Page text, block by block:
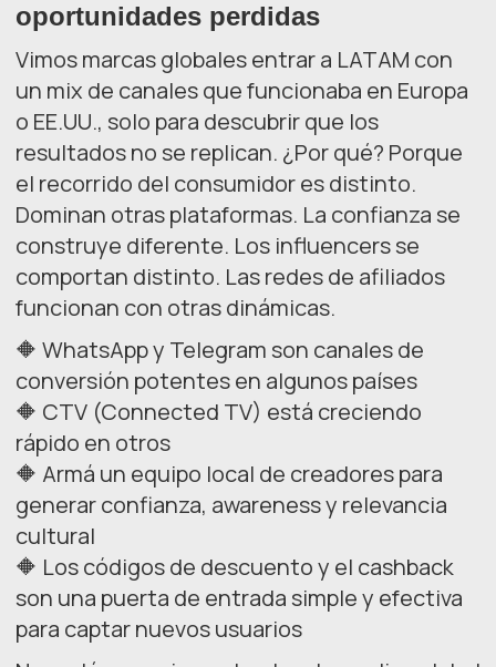
oportunidades perdidas
Vimos marcas globales entrar a LATAM con
un mix de canales que funcionaba en Europa
o EE.UU., solo para descubrir que los
resultados no se replican. ¿Por qué? Porque
el recorrido del consumidor es distinto.
Dominan otras plataformas. La confianza se
construye diferente. Los influencers se
comportan distinto. Las redes de afiliados
funcionan con otras dinámicas.
🔶 WhatsApp y Telegram son canales de
conversión potentes en algunos países
🔶 CTV (Connected TV) está creciendo
rápido en otros
🔶 Armá un equipo local de creadores para
generar confianza, awareness y relevancia
cultural
🔶 Los códigos de descuento y el cashback
son una puerta de entrada simple y efectiva
para captar nuevos usuarios